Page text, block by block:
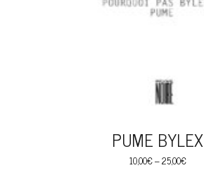
PUME BYLEX
10,00€–25,00€